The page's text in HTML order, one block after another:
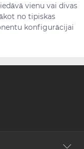
vienu vai divas
no tipiskas
konfigurācijai